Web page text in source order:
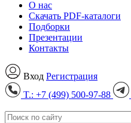
О нас
Скачать PDF-каталоги
Подборки
Презентации
Контакты
Вход Регистрация
T.: +7 (499) 500-97-88